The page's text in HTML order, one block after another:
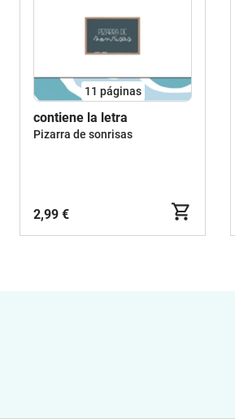
11 páginas
contiene la letra
Pizarra de sonrisas
2,99 €